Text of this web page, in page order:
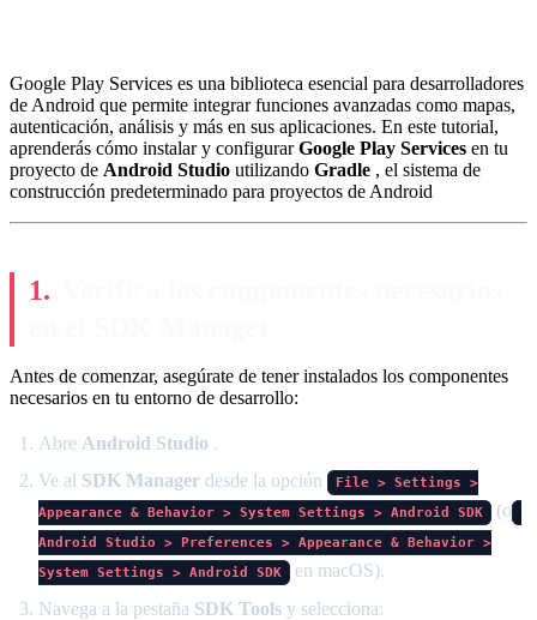
Google Play Services es una biblioteca esencial para desarrolladores
de Android que permite integrar funciones avanzadas como mapas,
autenticación, análisis y más en sus aplicaciones. En este tutorial,
aprenderás cómo instalar y configurarGoogle Play Services en tu
proyecto de Android Studio utilizando Gradle , el sistema de
construcción predeterminado para proyectos de Android
Antes de comenzar, asegúrate de tener instalados los componentes
necesarios en tu entorno de desarrollo:
Abre Android Studio .
Ve al SDK Manager desde la opción
File > Settings >
Appearance & Behavior > System Settings > Android SDK
(o
Android Studio > Preferences > Appearance & Behavior >
System Settings > Android SDK
en macOS).
Navega a la pestaña SDK Tools y selecciona: